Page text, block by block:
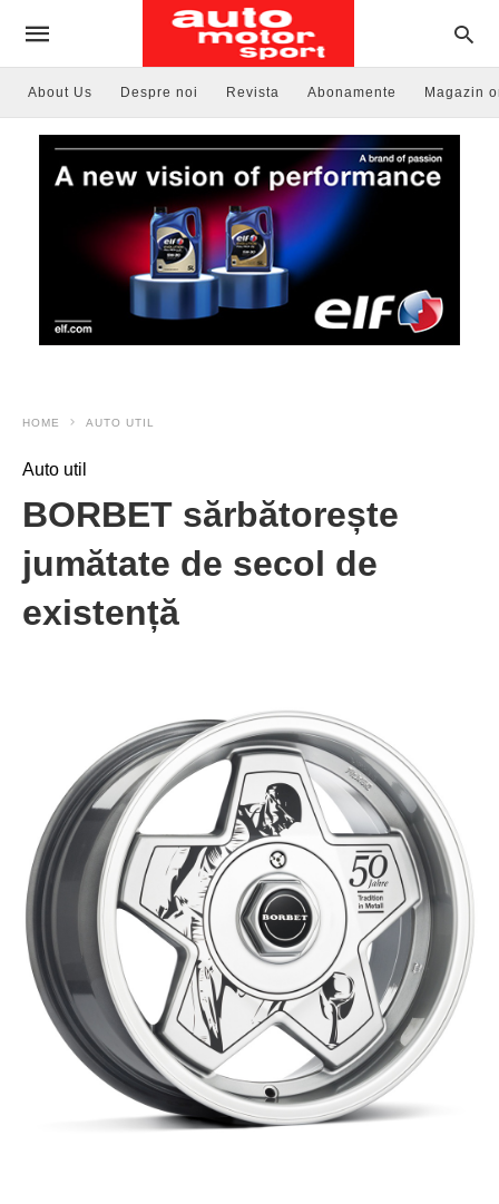
About Us Despre noi Revista Abonamente Magazin
HOME AUTO UTIL
Auto util
BORBET sărbătorește
jumătate de secol de
existență